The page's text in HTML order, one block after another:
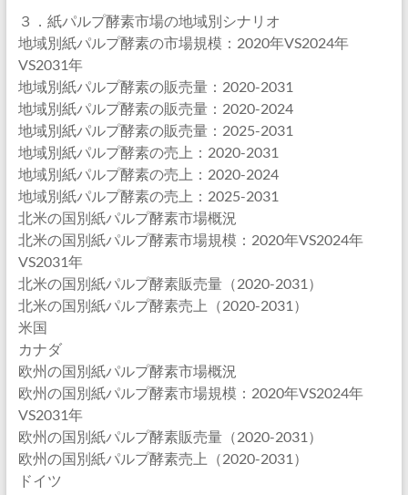
３．紙パルプ酵素市場の地域別シナリオ
地域別紙パルプ酵素の市場規模：2020年VS2024年
VS2031年
地域別紙パルプ酵素の販売量：2020-2031
地域別紙パルプ酵素の販売量：2020-2024
地域別紙パルプ酵素の販売量：2025-2031
地域別紙パルプ酵素の売上：2020-2031
地域別紙パルプ酵素の売上：2020-2024
地域別紙パルプ酵素の売上：2025-2031
北米の国別紙パルプ酵素市場概況
北米の国別紙パルプ酵素市場規模：2020年VS2024年
VS2031年
北米の国別紙パルプ酵素販売量（2020-2031）
北米の国別紙パルプ酵素売上（2020-2031）
米国
カナダ
欧州の国別紙パルプ酵素市場概況
欧州の国別紙パルプ酵素市場規模：2020年VS2024年
VS2031年
欧州の国別紙パルプ酵素販売量（2020-2031）
欧州の国別紙パルプ酵素売上（2020-2031）
ドイツ